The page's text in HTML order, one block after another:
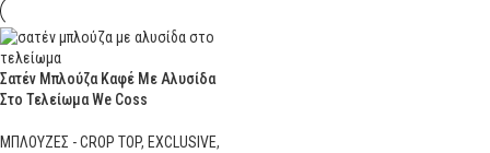
Σατέν Μπλούζα Καφέ Με Αλυσίδα
Στο Τελείωμα We Coss
ΜΠΛΟΥΖΕΣ - CROP TOP, EXCLUSIVE,